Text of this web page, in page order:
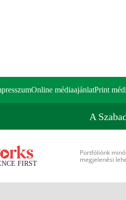
Online médiaajánlatPrint
A
Portfóliónk
megjelenési